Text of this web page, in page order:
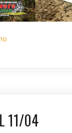
11/04